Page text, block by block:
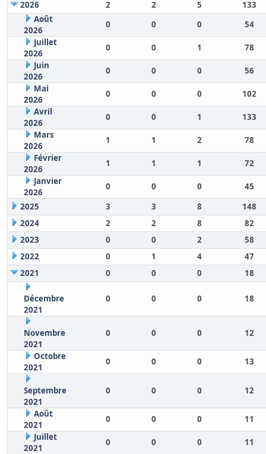
2026 2 2 5
133
Août
2026
0 0 0
54
Juillet
2026
0 0 1
78
Juin
2026
0 0 0
56
Mai
2026
0 0 0
102
Avril
2026
0 0 1
133
Mars
2026
1 1 2
78
Février
2026
1 1 1
72
Janvier
2026
0 0 0
45
2025
3 3 8
148
2024
2 2 8
82
2023
0 0 2
58
2022
0 1 4
47
2021
0 0 0 18
Décembre
2021
0 0 0 18
Novembre
2021
0 0 0 12
Octobre
2021
0 0 0 13
Septembre
2021
0 0 0 12
Août
2021
0 0 0
11
Juillet
2021
0 0 0
11